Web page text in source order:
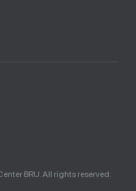
BRU. All rights reserved.